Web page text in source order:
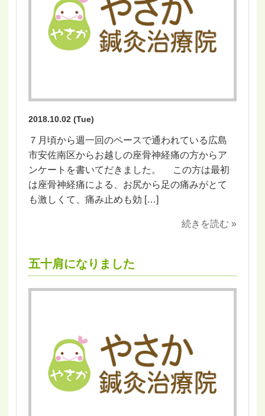
2018.10.02 (Tue)
７月頃から週一回のペースで通われている広島
市安佐南区からお越しの座骨神経痛の方からア
ンケートを書いてだきました。 この方は最初
は座骨神経痛による、お尻から足の痛みがとて
も激しくて、痛み止めも効 […]
続きを読む »
五十肩になりました